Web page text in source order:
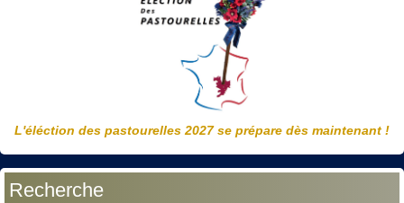
L'éléction des pastourelles 2027 se prépare dès maintenant !
Recherche